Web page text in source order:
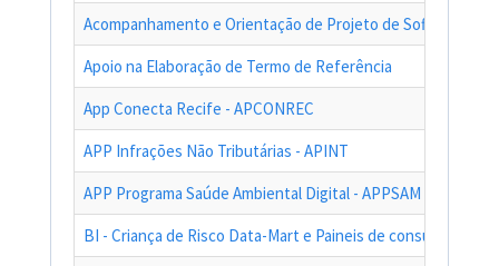
Acompanhamento e Orientação de Projeto de Software
Apoio na Elaboração de Termo de Referência
App Conecta Recife - APCONREC
APP Infrações Não Tributárias - APINT
APP Programa Saúde Ambiental Digital - APPSAM
BI - Criança de Risco Data-Mart e Paineis de consultas das